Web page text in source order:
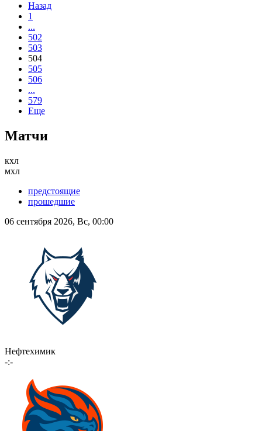
Назад
1
...
502
503
504
505
506
...
579
Еще
Матчи
кхл
мхл
предстоящие
прошедшие
06 сентября 2026, Вс, 00:00
Нефтехимик
-:-